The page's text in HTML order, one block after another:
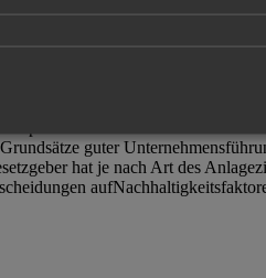
(Art.
beider Anlage- und
zu können. Dabei
guter
hat je nach Art des